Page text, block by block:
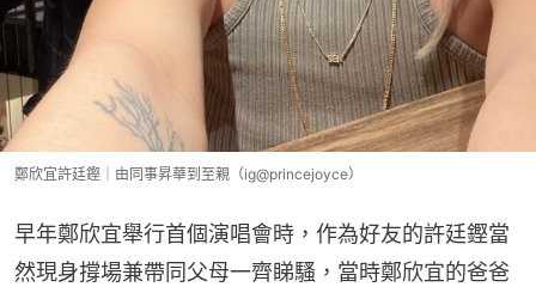
鄭欣宜許廷鏗｜由同事昇華到至親（ig@princejoyce）
早年鄭欣宜舉行首個演唱會時，作為好友的許廷鏗當
然現身撐場兼帶同父母一齊睇騷，當時鄭欣宜的爸爸